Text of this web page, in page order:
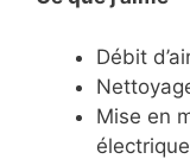
Débit
Mise en